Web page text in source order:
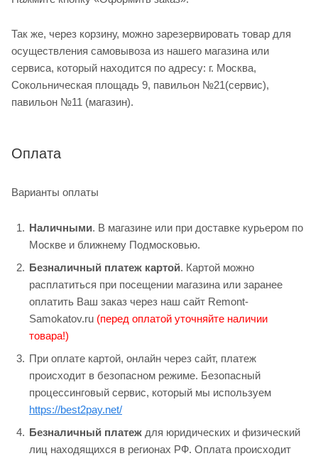
Так же, через корзину, можно зарезервировать товар для
осуществления самовывоза из нашего магазина или
сервиса, который находится по адресу: г. Москва,
Сокольническая площадь 9, павильон №21(сервис),
павильон №11 (магазин).
Оплата
Варианты оплаты
Наличными. В магазине или при доставке курьером по
Москве и ближнему Подмосковью.
Безналичный платеж картой. Картой можно
расплатиться при посещении магазина или заранее
оплатить Ваш заказ через наш сайт Remont-
Samokatov.ru (перед оплатой уточняйте наличии
товара!)
При оплате картой, онлайн через сайт, платеж
происходит в безопасном режиме. Безопасный
процессинговый сервис, который мы используем
https://best2pay.net/
Безналичный платеж для юридических и физический
лиц находящихся в регионах РФ. Оплата происходит